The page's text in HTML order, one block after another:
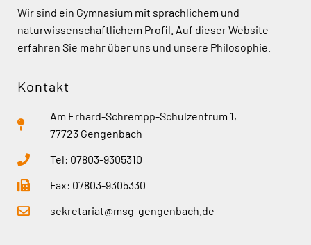
Wir sind ein Gymnasium mit sprachlichem und
naturwissenschaftlichem Profil. Auf dieser Website
erfahren Sie mehr über uns und unsere Philosophie.
Kontakt
Am Erhard-Schrempp-Schulzentrum 1,
77723 Gengenbach
Tel: 07803-9305310
Fax: 07803-9305330
sekretariat@msg-gengenbach.de